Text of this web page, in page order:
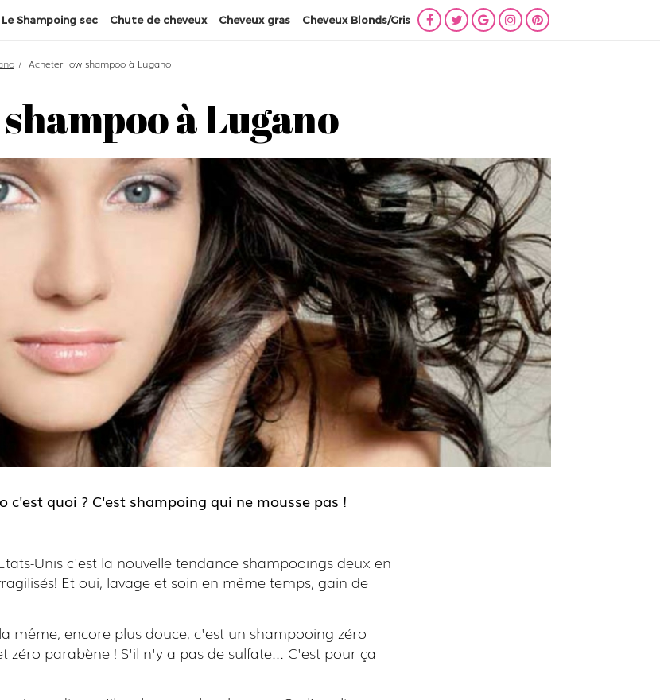
Le Shampoing sec Chute de cheveux Cheveux gras Cheveux Blonds/Gris
LienLienLienLienLien
Acheter low shampoo à Lugano
à Lugano
c'est quoi ? C'est shampoing qui ne mousse pas !
Unis c'est la nouvelle tendance shampooings deux en
Et oui, lavage et soin en même temps, gain de
même, encore plus douce, c'est un shampooing zéro
zéro parabène ! S'il n'y a pas de sulfate... C'est pour ça